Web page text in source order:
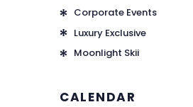
Corporate Events
Luxury Exclusive
Moonlight Skii
CALENDAR